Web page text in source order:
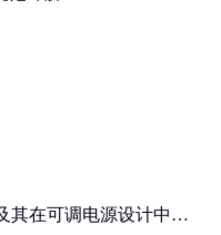
其在可调电源设计中的